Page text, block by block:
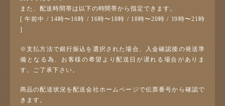
また、配送時間帯は以下の時間帯から指定できます。
[ 午前中 / 14時〜16時 / 16時〜18時 / 18時〜20時 / 19時〜21時
]
※支払方法で銀行振込を選択された場合、入金確認後の発送準
備となる為、お客様の希望より配送日が遅れる場合がありま
す。ご了承下さい。
商品の配送状況を配送会社ホームページで伝票番号から確認で
きます。